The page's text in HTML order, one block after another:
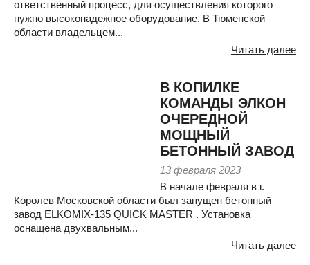
ответственный процесс, для осуществления которого
нужно высоконадежное оборудование. В Тюменской
области владельцем...
Читать далее
В КОПИЛКЕ
КОМАНДЫ ЭЛКОН
ОЧЕРЕДНОЙ
МОЩНЫЙ
БЕТОННЫЙ ЗАВОД
13 февраля 2023
В начале февраля в г.
Королев Московской области был запущен бетонный
завод ELKOMIX-135 QUICK MASTER . Установка
оснащена двухвальным...
Читать далее